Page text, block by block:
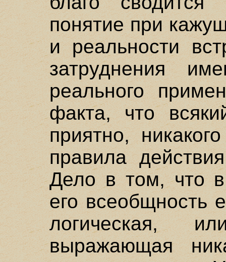
понятие при
и реальности
затруднения
реального
факта, что
приятно,
правила
Дело в том, что в
его всеобщность
логическая,
выражающая